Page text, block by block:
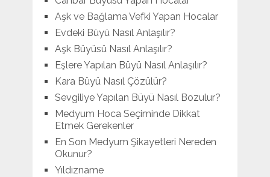
Aşk ve Bağlama Vefki Yapan Hocalar
Evdeki Büyü Nasıl Anlaşılır?
Aşk Büyüsü Nasıl Anlaşılır?
Eşlere Yapılan Büyü Nasıl Anlaşılır?
Kara Büyü Nasıl Çözülür?
Sevgiliye Yapılan Büyü Nasıl Bozulur?
Medyum Hoca Seçiminde Dikkat
Etmek Gerekenler
En Son Medyum Şikayetleri Nereden
Okunur?
Yıldızname